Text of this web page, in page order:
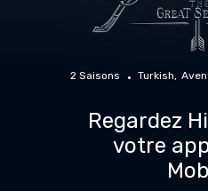
2 Saisons Turkish
Regardez
votre